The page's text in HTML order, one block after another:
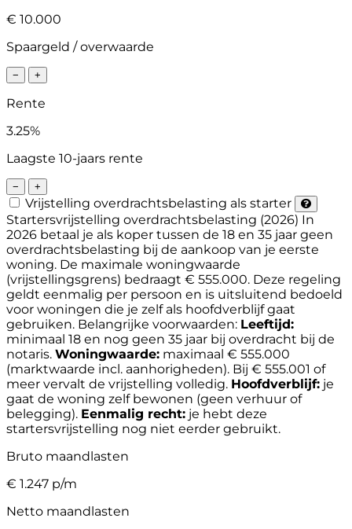
€ 10.000
Spaargeld / overwaarde
− +
Rente
3.25%
Laagste 10-jaars rente
− +
Vrijstelling overdrachtsbelasting als starter
Startersvrijstelling overdrachtsbelasting (2026) In
2026 betaal je als koper tussen de 18 en 35 jaar geen
overdrachtsbelasting bij de aankoop van je eerste
woning. De maximale woningwaarde
(vrijstellingsgrens) bedraagt € 555.000. Deze regeling
geldt eenmalig per persoon en is uitsluitend bedoeld
voor woningen die je zelf als hoofdverblijf gaat
gebruiken. Belangrijke voorwaarden: Leeftijd:
minimaal 18 en nog geen 35 jaar bij overdracht bij de
notaris. Woningwaarde: maximaal € 555.000
(marktwaarde incl. aanhorigheden). Bij € 555.001 of
meer vervalt de vrijstelling volledig. Hoofdverblijf: je
gaat de woning zelf bewonen (geen verhuur of
belegging). Eenmalig recht: je hebt deze
startersvrijstelling nog niet eerder gebruikt.
Bruto maandlasten
€ 1.247 p/m
Netto maandlasten